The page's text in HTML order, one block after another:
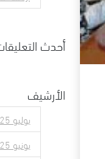
أحدث
الأرشيف
يوليو 2025
يونيو 2025